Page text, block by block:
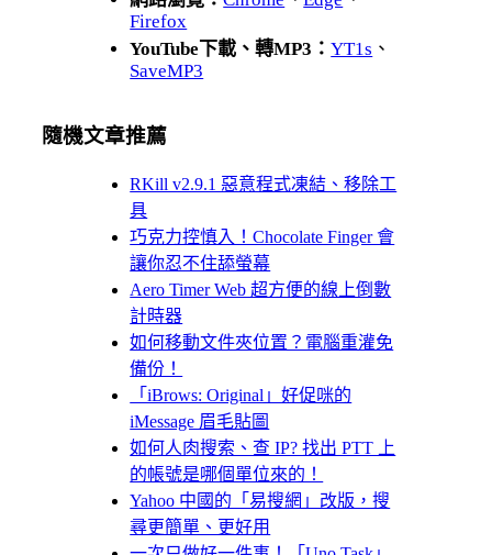
Firefox
YouTube下載、轉MP3：YT1s 、
SaveMP3
隨機文章推薦
RKill v2.9.1 惡意程式凍結、移除工
具
巧克力控慎入！Chocolate Finger 會
讓你忍不住舔螢幕
Aero Timer Web 超方便的線上倒數
計時器
如何移動文件夾位置？電腦重灌免
備份！
「iBrows: Original」好促咪的
iMessage 眉毛貼圖
如何人肉搜索、查 IP? 找出 PTT 上
的帳號是哪個單位來的！
Yahoo 中國的「易搜網」改版，搜
尋更簡單、更好用